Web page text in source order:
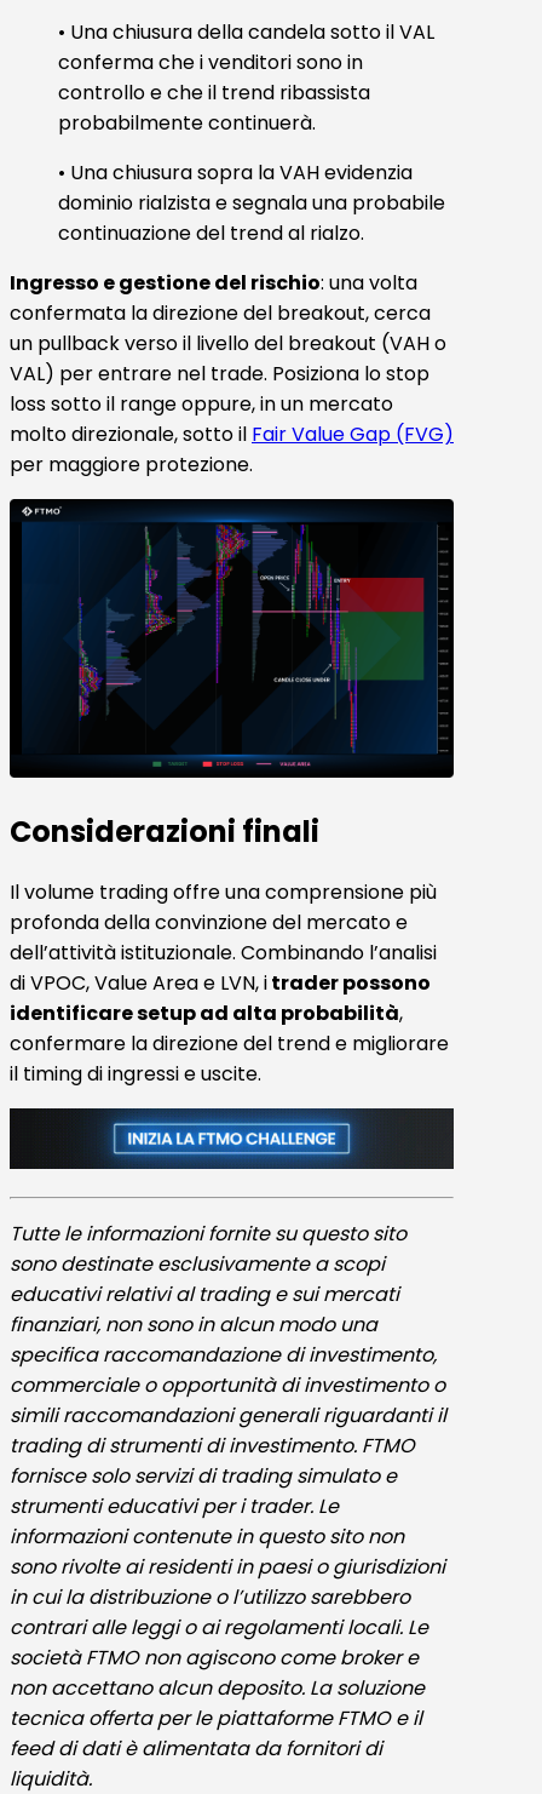
• Una chiusura della candela sotto il VAL
conferma che i venditori sono in
controllo e che il trend ribassista
probabilmente continuerà.
• Una chiusura sopra la VAH evidenzia
dominio rialzista e segnala una probabile
continuazione del trend al rialzo.
Ingresso e gestione del rischio: una volta
confermata la direzione del breakout, cerca
un pullback verso il livello del breakout (VAH o
VAL) per entrare nel trade. Posiziona lo stop
loss sotto il range oppure, in un mercato
molto direzionale, sotto il Fair Value Gap (FVG)
per maggiore protezione.
Considerazioni finali
Il volume trading offre una comprensione più
profonda della convinzione del mercato e
dell’attività istituzionale. Combinando l’analisi
di VPOC, Value Area e LVN, itrader possono
identificare setup ad alta probabilità,
confermare la direzione del trend e migliorare
il timing di ingressi e uscite.
Tutte le informazioni fornite su questo sito
sono destinate esclusivamente a scopi
educativi relativi al trading e sui mercati
finanziari, non sono in alcun modo una
specifica raccomandazione di investimento,
commerciale o opportunità di investimento o
simili raccomandazioni generali riguardanti il
trading di strumenti di investimento. FTMO
fornisce solo servizi di trading simulato e
strumenti educativi per i trader. Le
informazioni contenute in questo sito non
sono rivolte ai residenti in paesi o giurisdizioni
in cui la distribuzione o l’utilizzo sarebbero
contrari alle leggi o ai regolamenti locali. Le
società FTMO non agiscono come broker e
non accettano alcun deposito. La soluzione
tecnica offerta per le piattaforme FTMO e il
feed di dati è alimentata da fornitori di
liquidità.